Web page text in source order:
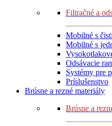
Filtračné a
Mobilné s
Mobilné s
Odsávacie
Systémy pre
Príslušenstvo
Brúsne a rezné materiály
Brúsne a